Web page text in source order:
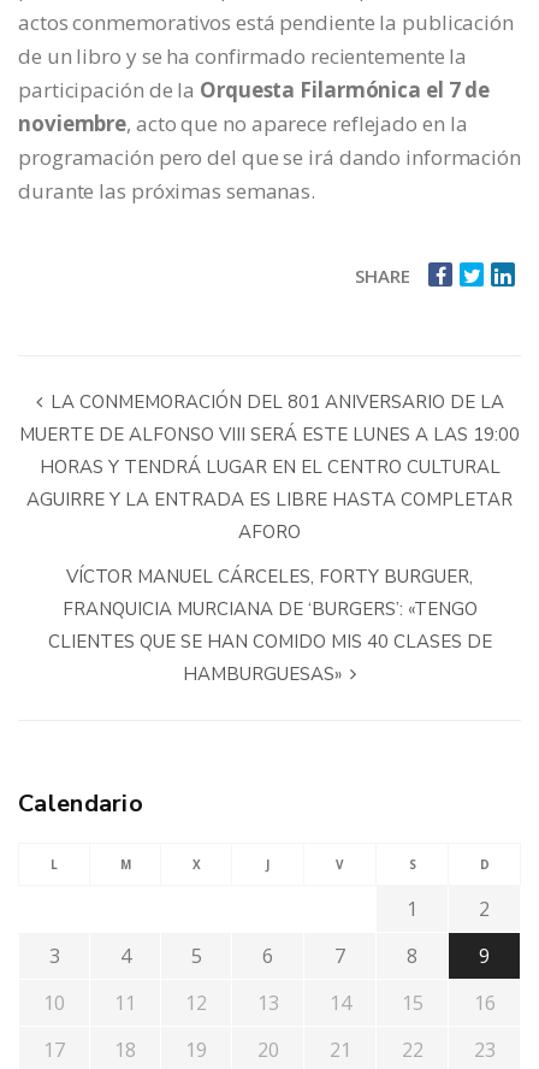
actos conmemorativos está pendiente la publicación
de un libro y se ha confirmado recientemente la
participación de la Orquesta Filarmónica el 7 de
noviembre, acto que no aparece reflejado en la
programación pero del que se irá dando información
durante las próximas semanas.
SHARE
LA CONMEMORACIÓN DEL 801 ANIVERSARIO DE LA
MUERTE DE ALFONSO VIII SERÁ ESTE LUNES A LAS 19:00
HORAS Y TENDRÁ LUGAR EN EL CENTRO CULTURAL
AGUIRRE Y LA ENTRADA ES LIBRE HASTA COMPLETAR
AFORO
VÍCTOR MANUEL CÁRCELES, FORTY BURGUER,
FRANQUICIA MURCIANA DE ‘BURGERS’: «TENGO
CLIENTES QUE SE HAN COMIDO MIS 40 CLASES DE
HAMBURGUESAS»
Calendario
L M X J V S D
1
2
3
4 5 6 7 8
9
10
11 12 13 14 15
16
17
18 19 20 21 22
23